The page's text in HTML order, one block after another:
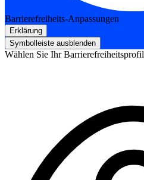
Barrierefreiheits-Anpassungen
Erklärung
Symbolleiste ausblenden
Wählen Sie Ihr Barrierefreiheitsprofil